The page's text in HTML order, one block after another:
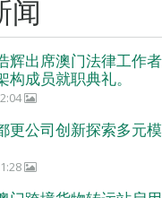
闻
辉出席澳门法律工作
构成员就职典礼。
更公司创新探索多元